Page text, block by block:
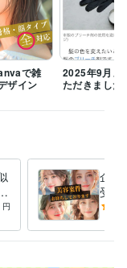
コンテスト審査員
パ
ブログ/gooニュー
ース
髪型提案 骨格診断/
わせ
で雑
ザイン
2025年9月メ
ただきました
円
企業
受付
ご依